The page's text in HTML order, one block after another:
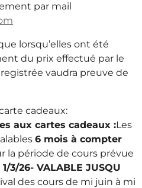
par mail
lorsqu’elles ont été
du prix effectué par le
vaudra preuve de
cadeaux:
aux cartes cadeaux :Les
6 mois à compter
la période de cours prévue
3/26- VALABLE JUSQU
des cours de mi juin à mi